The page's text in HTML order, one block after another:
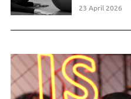
23 April 2026